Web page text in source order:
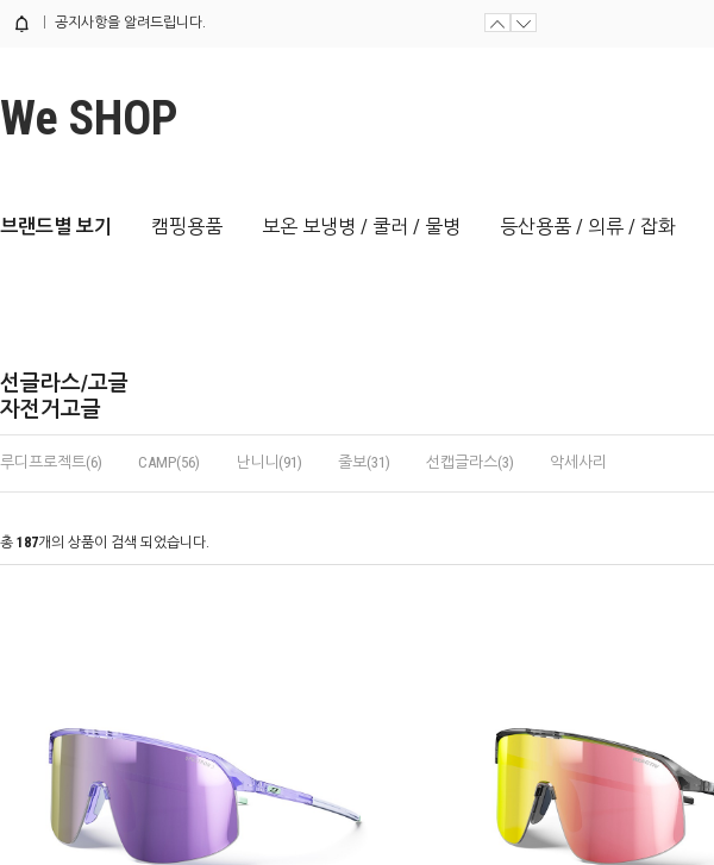
공지사항을 알려드립니다.
We SHOP
브랜드별 보기 캠핑용품 보온 보냉병 / 쿨러 / 물병 등산용품 / 의류 / 잡화
선글라스/고글
자전거고글
루디프로젝트(6) CAMP(56) 난니니(91) 줄보(31) 선캡글라스(3) 악세사리
총 187개의 상품이 검색 되었습니다.